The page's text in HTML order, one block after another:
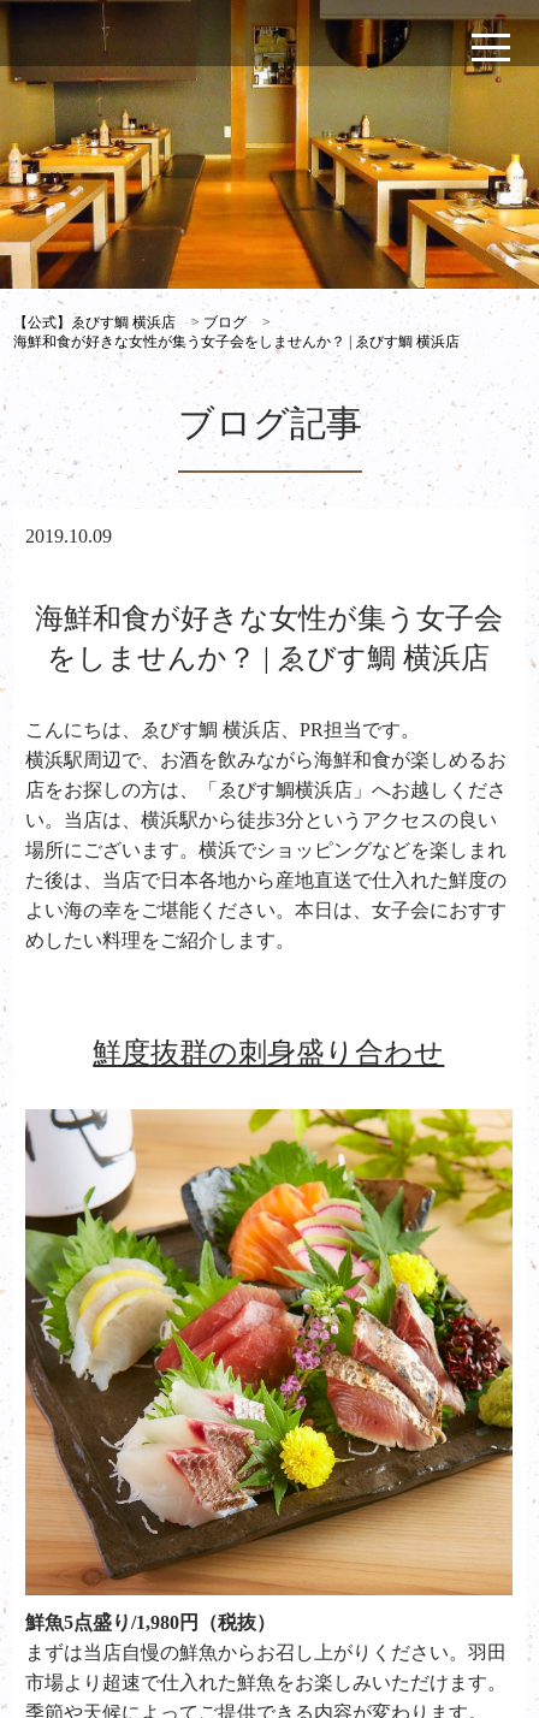
【公式】ゑびす鯛 横浜店 > ブログ
>
海鮮和食が好きな女性が集う女子会をしませんか？ | ゑびす鯛 横浜店
ブログ記事
2019.10.09
海鮮和食が好きな女性が集う女子会
をしませんか？ | ゑびす鯛 横浜店
こんにちは、ゑびす鯛 横浜店、PR担当です。
横浜駅周辺で、お酒を飲みながら海鮮和食が楽しめるお
店をお探しの方は、「ゑびす鯛横浜店」へお越しくださ
い。当店は、横浜駅から徒歩3分というアクセスの良い
場所にございます。横浜でショッピングなどを楽しまれ
た後は、当店で日本各地から産地直送で仕入れた鮮度の
よい海の幸をご堪能ください。本日は、女子会におすす
めしたい料理をご紹介します。
鮮度抜群の刺身盛り合わせ
鮮魚5点盛り/1,980円（税抜）
まずは当店自慢の鮮魚からお召し上がりください。羽田
市場より超速で仕入れた鮮魚をお楽しみいただけます。
季節や天候によってご提供できる内容が変わります。